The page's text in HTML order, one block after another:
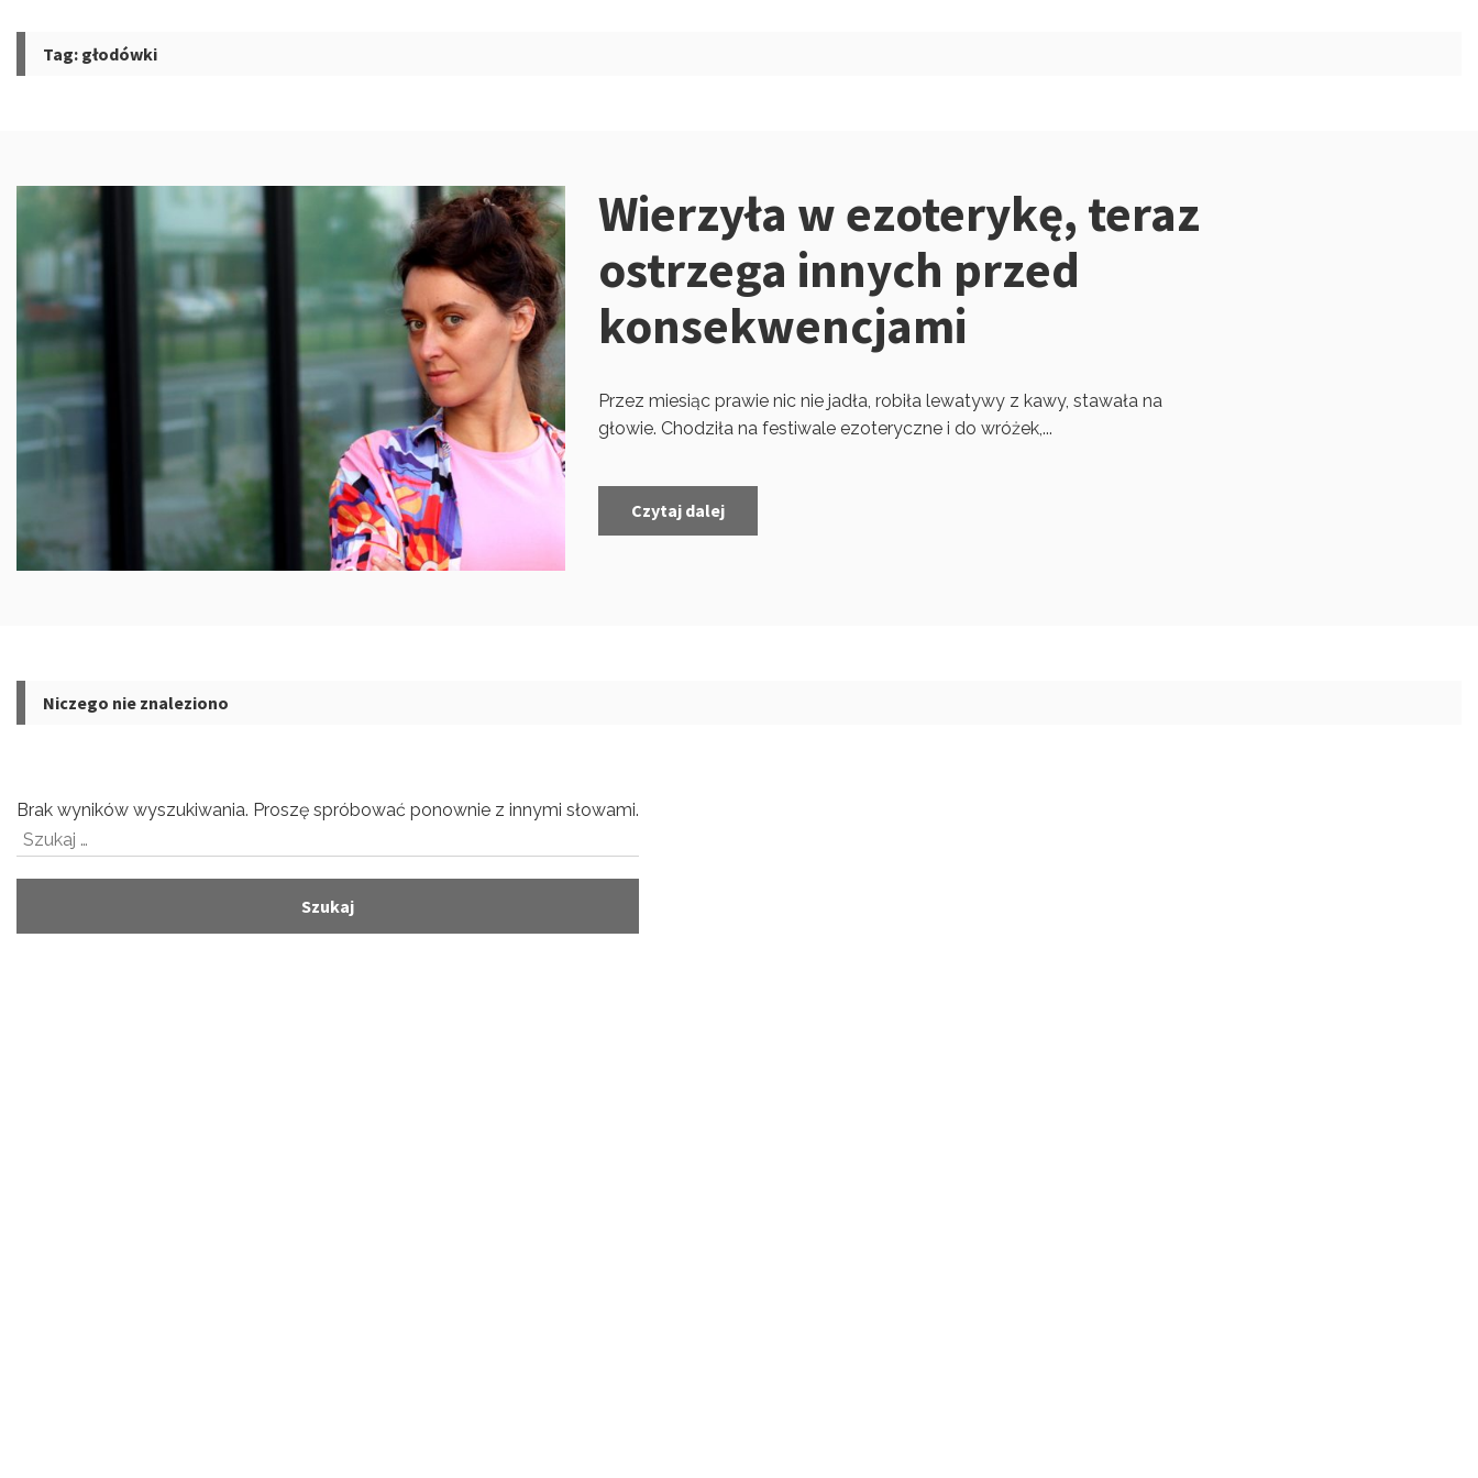
Tag: głodówki
Wierzyła w ezoterykę, teraz
ostrzega innych przed
konsekwencjami
Przez miesiąc prawie nic nie jadła, robiła lewatywy z kawy, stawała na
głowie. Chodziła na festiwale ezoteryczne i do wróżek,...
Czytaj dalej
Niczego nie znaleziono
Brak wyników wyszukiwania. Proszę spróbować ponownie z innymi słowami.
Szukaj: